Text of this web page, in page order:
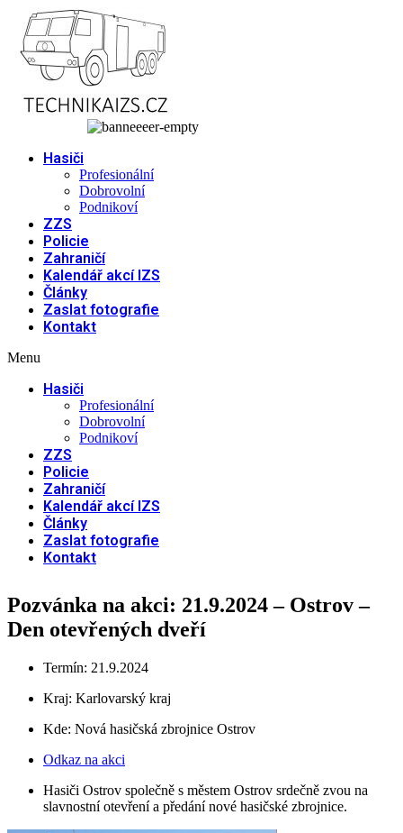
Přejít
obsahu
Hasiči
Profesionální
Dobrovolní
Podnikoví
ZZS
Policie
Zahraničí
Kalendář akcí IZS
Články
Zaslat fotografie
Kontakt
Menu
Hasiči
Profesionální
Dobrovolní
Podnikoví
ZZS
Policie
Zahraničí
Kalendář akcí IZS
Články
Zaslat fotografie
Kontakt
Pozvánka na akci: 21.9.2024 – Ostrov –
Den otevřených dveří
Termín: 21.9.2024
Kraj: Karlovarský kraj
Kde: Nová hasičská zbrojnice Ostrov
Odkaz na akci
Hasiči Ostrov společně s městem Ostrov srdečně zvou na
slavnostní otevření a předání nové hasičské zbrojnice.